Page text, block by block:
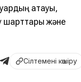
атауы,
шарттары және
Сілтемені көшіру